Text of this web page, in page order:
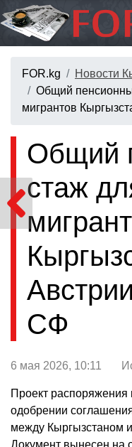
FOR.kg
Новости
Общий
мигрантов
Общий
стаж
СФ
6 мая 2026, 10:11
Проект распоряжения
одобрении
между Кыргызстаном